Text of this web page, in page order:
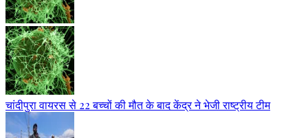
चांदीपुरा वायरस से 22 बच्चों की मौत के बाद केंद्र ने भेजी राष्ट्रीय टीम